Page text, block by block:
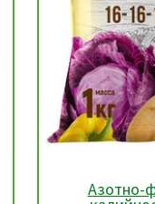
Забор